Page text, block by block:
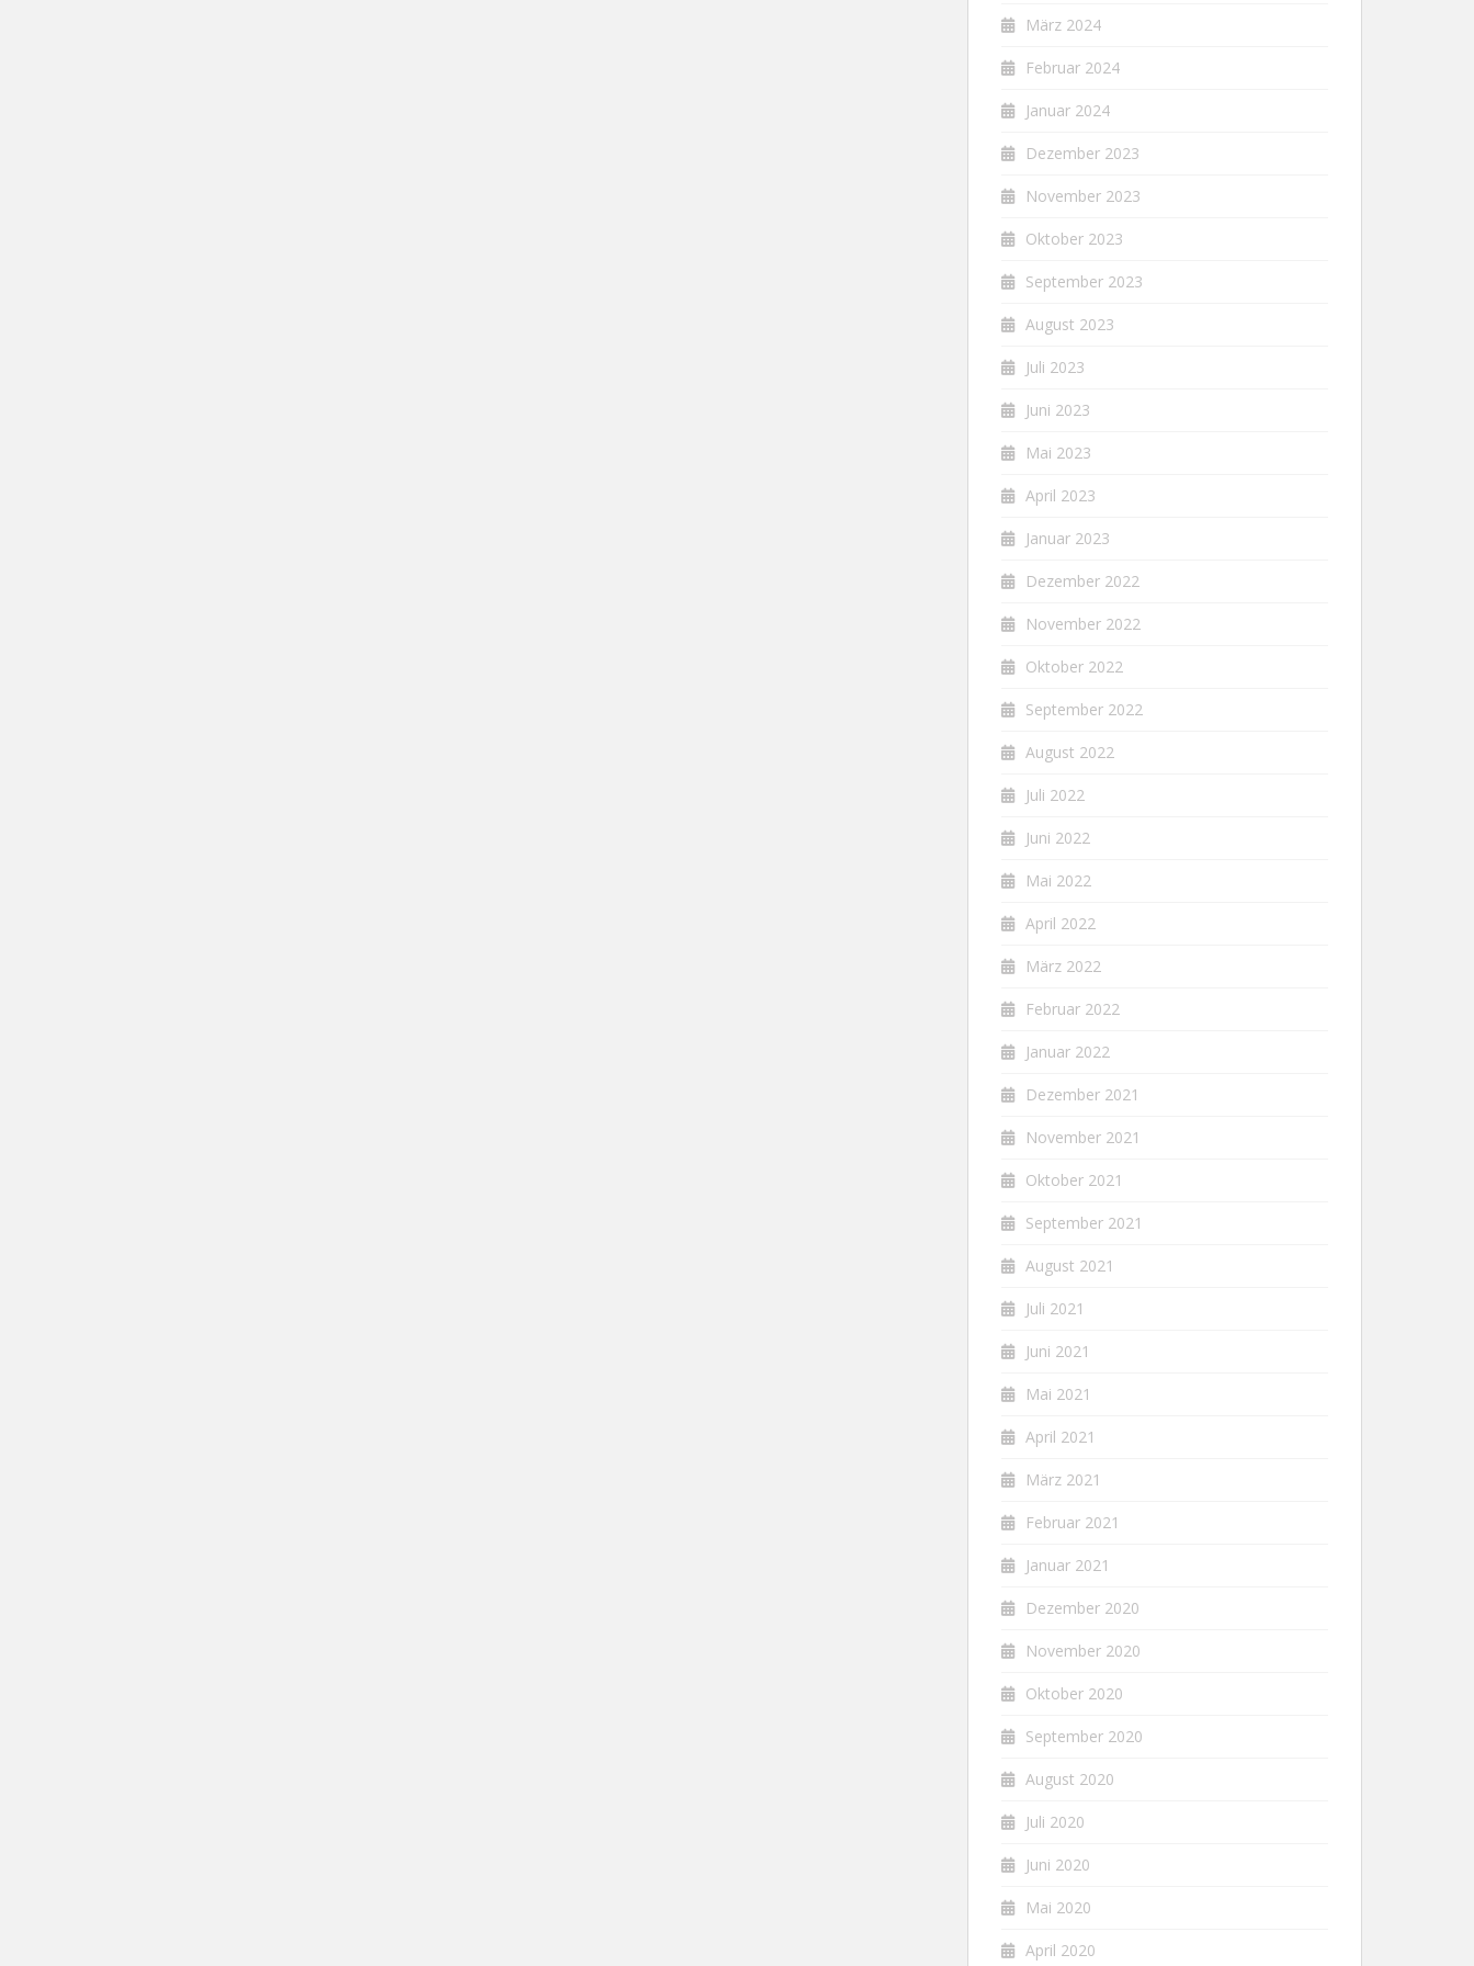
März 2024
Februar 2024
Januar 2024
Dezember 2023
November 2023
Oktober 2023
September 2023
August 2023
Juli 2023
Juni 2023
Mai 2023
April 2023
Januar 2023
Dezember 2022
November 2022
Oktober 2022
September 2022
August 2022
Juli 2022
Juni 2022
Mai 2022
April 2022
März 2022
Februar 2022
Januar 2022
Dezember 2021
November 2021
Oktober 2021
September 2021
August 2021
Juli 2021
Juni 2021
Mai 2021
April 2021
März 2021
Februar 2021
Januar 2021
Dezember 2020
November 2020
Oktober 2020
September 2020
August 2020
Juli 2020
Juni 2020
Mai 2020
April 2020